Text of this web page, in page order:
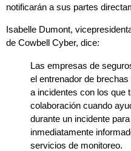
notificarán a sus partes
Isabelle Dumont,
de Cowbell Cyber, dice:
Las empresas de
el entrenador de
a incidentes con los que
colaboración cuando
durante un incidente
inmediatamente
servicios de monitoreo.